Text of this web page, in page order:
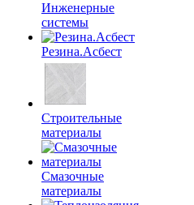
Инженерные
системы
Резина.Асбест
Строительные
материалы
Смазочные
материалы